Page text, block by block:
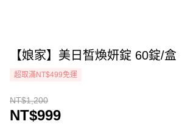
【娘家】美日皙煥妍錠 60錠/盒
超取滿NT$499免運
NT$1,200
NT$999